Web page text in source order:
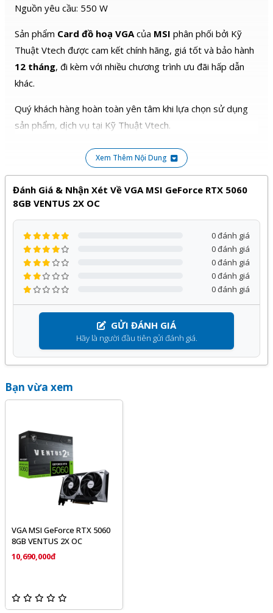
Nguồn yêu cầu: 550 W
Sản phẩm Card đồ hoạ VGAcủa MSI phân phối bởi Kỹ
Thuật Vtech được cam kết chính hãng, giá tốt và bảo hành
12 tháng, đi kèm với nhiều chương trình ưu đãi hấp dẫn
khác.
Quý khách hàng hoàn toàn yên tâm khi lựa chọn sử dụng
sản phẩm, dịch vụ tại Kỹ Thuật Vtech.
Xem Thêm Nội Dung
Đánh Giá & Nhận Xét Về VGA MSI GeForce RTX 5060
8GB VENTUS 2X OC
GỬI ĐÁNH GIÁ
Hãy là người đầu tiên gửi đánh giá.
0 đánh giá
0 đánh giá
0 đánh giá
0 đánh giá
0 đánh giá
Bạn vừa xem
VGA MSI GeForce RTX 5060
8GB VENTUS 2X OC
10,690,000đ